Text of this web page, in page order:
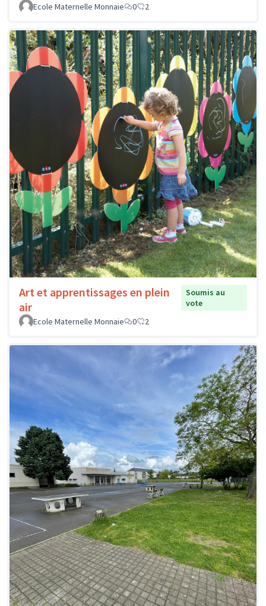
Ecole Maternelle Monnaie
0 2
Art et apprentissages en plein
air
Soumis au
vote
Ecole Maternelle Monnaie
0 2